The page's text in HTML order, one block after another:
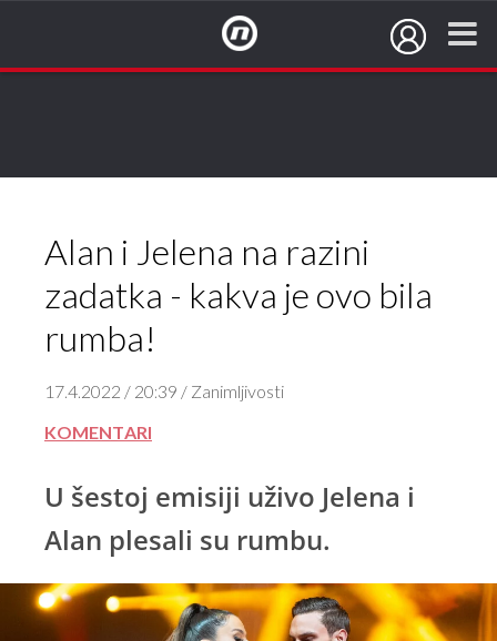
Alan i Jelena na razini
zadatka - kakva je ovo bila
rumba!
17.4.2022 / 20:39 / Zanimljivosti
KOMENTARI
U šestoj emisiji uživo Jelena i
Alan plesali su rumbu.